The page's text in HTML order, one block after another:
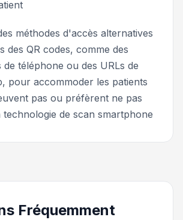
méthodes d'accès alternatives
des QR codes, comme des
de téléphone ou des URLs de
pour accommoder les patients
pas ou préfèrent ne pas
technologie de scan smartphone
Fréquemment